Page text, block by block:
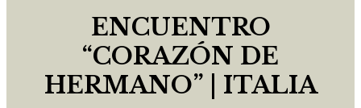
ENCUENTRO
“CORAZÓN DE
HERMANO” | ITALIA